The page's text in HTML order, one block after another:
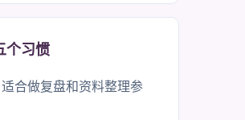
个习惯
合做复盘和资料整理参